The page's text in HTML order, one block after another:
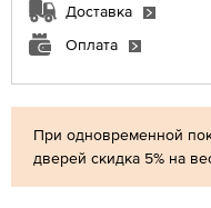
При одновременной
дверей скидка 5% на
Доставка
Оплата